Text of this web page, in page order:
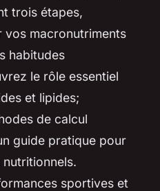
trois étapes,
vos macronutriments
habitudes
le rôle essentiel
et lipides;
de calcul
guide pratique pour
sportives et